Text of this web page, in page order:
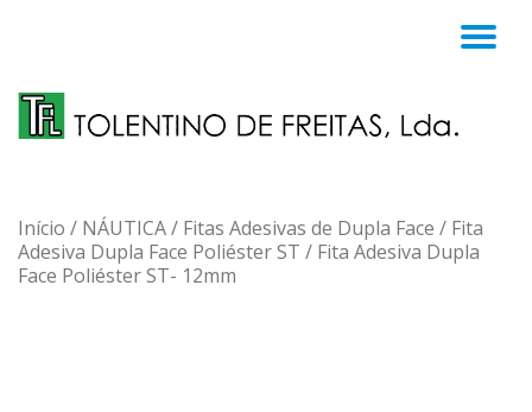
content
Início / NÁUTICA/ Fitas Adesivas de Dupla Face / Fita
Adesiva Dupla Face Poliéster ST / Fita Adesiva Dupla
Face Poliéster ST- 12mm